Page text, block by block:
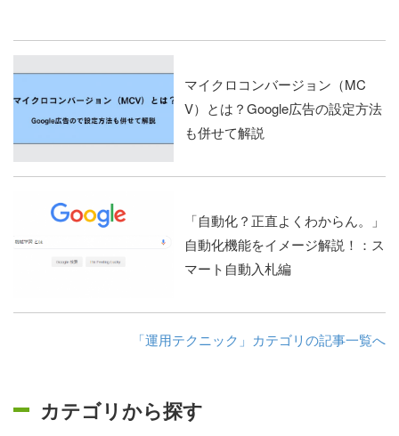
マイクロコンバージョン（MC
V）とは？Google広告の設定方法
も併せて解説
「自動化？正直よくわからん。」
自動化機能をイメージ解説！：ス
マート自動入札編
「運用テクニック」カテゴリの記事一覧へ
カテゴリから探す